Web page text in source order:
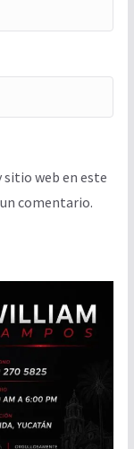
web en este
comentario.